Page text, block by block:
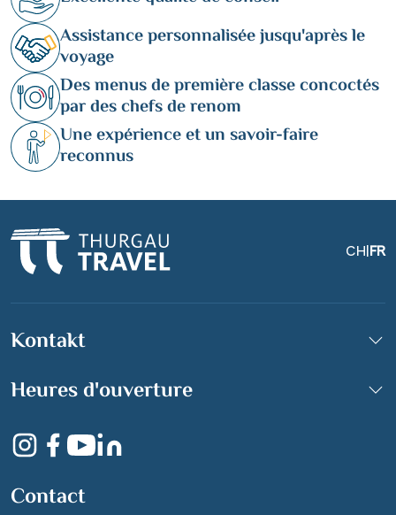
Cathédrale de Spire
Assistance personnalisée jusqu'après le
voyage
Des menus de première classe concoctés
par des chefs de renom
Une expérience et un savoir-faire
reconnus
CH|FR
Kontakt
Heures d'ouverture
Contact